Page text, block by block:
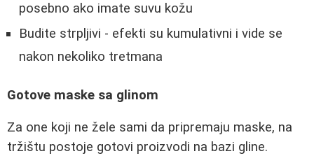
posebno ako imate suvu kožu
Budite strpljivi - efekti su kumulativni i vide se
nakon nekoliko tretmana
Gotove maske sa glinom
Za one koji ne žele sami da pripremaju maske, na
tržištu postoje gotovi proizvodi na bazi gline.